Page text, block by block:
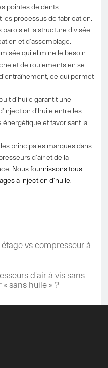
pointes de dents
processus de fabrication.
et la structure divisée
et d'assemblage.
qui élimine le besoin
et de roulements en se
ce qui permet
d'huile garantit une
d'huile entre les
et favorisant la
principales marques dans
d'air et de la
Nous fournissons tous
à injection d'huile.
vs compresseur à
d'air à vis sans
sans huile » ?